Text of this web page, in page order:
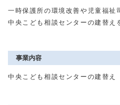
一時保護所の環境改善や児童福祉
中央こども相談センターの建替え
事業内容
中央こども相談センターの建替え